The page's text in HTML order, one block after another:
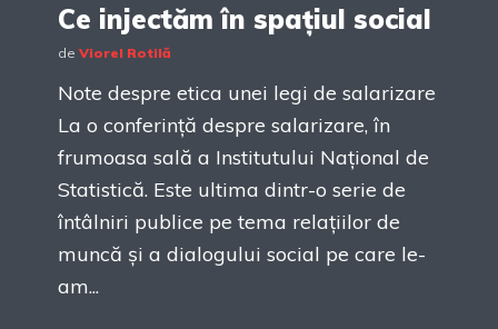
Ce injectăm în spațiul social
de Viorel Rotilă
Note despre etica unei legi de salarizare
La o conferință despre salarizare, în
frumoasa sală a Institutului Național de
Statistică. Este ultima dintr-o serie de
întâlniri publice pe tema relațiilor de
muncă și a dialogului social pe care le-
am...